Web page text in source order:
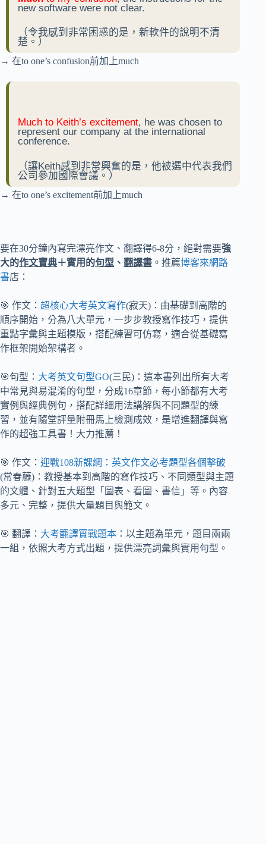
new software were not clear.
（令我感到非常困惑的是，新軟件的說明不清
楚。）
→ 在to one’s confusion前加上much
Much to Keith’s excitement, he was chosen to
represent our company at the international
conference.
（讓Keith感到非常興奮的是，他被選中代表我們
公司參加國際會議。）
→ 在to one’s excitement前加上much
要在30分鐘內寫完漂亮作文、翻譯得6-8分，絕對需要強
大的作文寶典＋實用的句型 、 翻譯書 。推薦博客來網路
書店：
🎯 作文： 超核心大考英文寫作(寂天)：由基礎到高階的
順序開始，分為八大單元，一步步教授寫作技巧，提供
重點字彙與主題模版，搭配練習可仿寫，適合從基礎寫
作框架開始架構者。
🎯句型： 大考英文句型GO(三民)：這本書列出所有大考
中常見與易混淆的句型，分成16章節，每小節都有大考
實例與經典例句，搭配詳細用法講解與不同題型的練
習，並有隨堂評量附冊馬上檢測成效，是增進翻譯與寫
作的超強工具書！大力推薦！
🎯 作文： 迎戰108新課綱：英文作文必考題型各個擊破
(常春藤)：教授基本到高階的寫作技巧、不同類型與主題
的文體、針對五大題型「圖表、看圖、書信」等。內容
多元、完整，提供大量題目與範文。
🎯 翻譯： 大考翻譯實戰題本 ：以主題為單元，題目兩兩
一組，依照大考方式出題，提供漂亮詞彙與實用句型。